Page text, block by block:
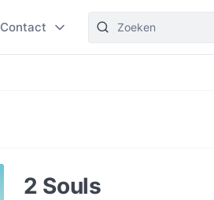
Contact
2 Souls